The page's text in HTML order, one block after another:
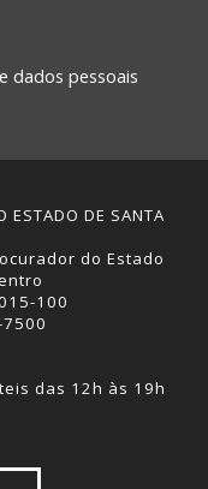
dados pessoais
ESTADO DE SANTA
do Estado
100
das 12h às 19h